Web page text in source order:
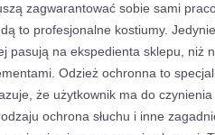
zagwarantować sobie sami
to profesjonalne kostiumy.
pasują na ekspedienta sklepu, niż
Odzież ochronna to
że użytkownik ma do czynienia
ochrona słuchu i inne